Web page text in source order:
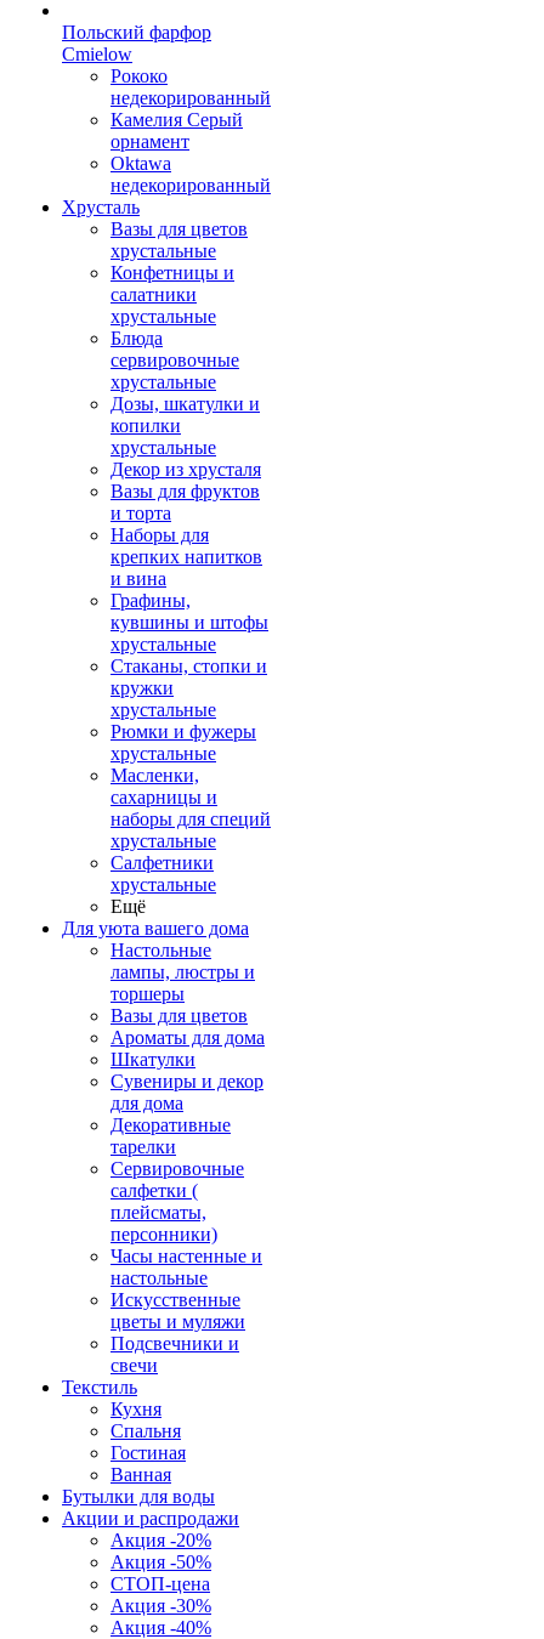
Польский фарфор
Сmielow
Рококо
недекорированный
Камелия Серый
орнамент
Oktawa
недекорированный
Хрусталь
Вазы для цветов
хрустальные
Конфетницы и
салатники
хрустальные
Блюда
сервировочные
хрустальные
Дозы, шкатулки и
копилки
хрустальные
Декор из хрусталя
Вазы для фруктов
и торта
Наборы для
крепких напитков
и вина
Графины,
кувшины и штофы
хрустальные
Стаканы, стопки и
кружки
хрустальные
Рюмки и фужеры
хрустальные
Масленки,
сахарницы и
наборы для специй
хрустальные
Салфетники
хрустальные
Ещё
Для уюта вашего дома
Настольные
лампы, люстры и
торшеры
Вазы для цветов
Ароматы для дома
Шкатулки
Сувениры и декор
для дома
Декоративные
тарелки
Сервировочные
салфетки (
плейсматы,
персонники)
Часы настенные и
настольные
Искусственные
цветы и муляжи
Подсвечники и
свечи
Текстиль
Кухня
Спальня
Гостиная
Ванная
Бутылки для воды
Акции и распродажи
Акция -20%
Акция -50%
СТОП-цена
Акция -30%
Акция -40%